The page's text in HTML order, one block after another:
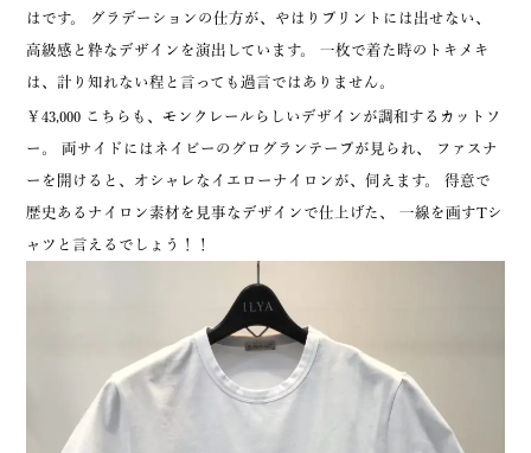
はです。 グラデーションの仕方が、やはりプリントには出せない、
高級感と粋なデザインを演出しています。 一枚で着た時のトキメキ
は、計り知れない程と言っても過言ではありません。
￥43,000 こちらも、モンクレールらしいデザインが調和するカットソ
ー。 両サイドにはネイビーのグログランテープが見られ、 ファスナ
ーを開けると、オシャレなイエローナイロンが、伺えます。 得意で
歴史あるナイロン素材を見事なデザインで仕上げた、 一線を画すTシ
ャツと言えるでしょう！！